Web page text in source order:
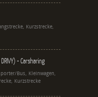
Kurzstrecke,
- Carsharing
Bus, Kleinwagen,
Kurzstrecke